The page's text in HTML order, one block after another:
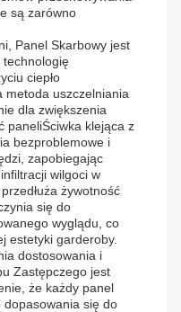
są zarówno
Panel Skarbowy jest
technologię
ciepło
metoda uszczelniania
dla zwiększenia
paneliŚciwka klejąca z
bezproblemowe i
zapobiegając
wilgoci w
żywotność
się do
wyglądu, co
estetyki garderoby.
dostosowania i
Zastępczego jest
że każdy panel
dopasowania się do